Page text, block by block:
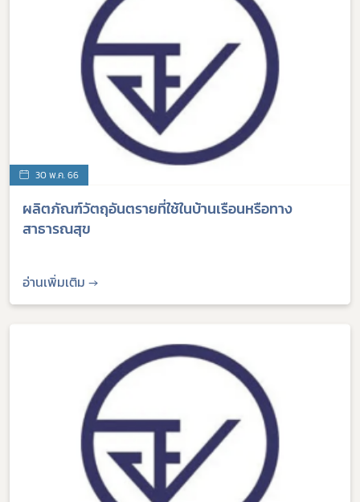
30 พ.ค. 66
ผลิตภัณฑ์วัตถุอันตรายที่ใช้ในบ้านเรือนหรือทาง
สาธารณสุข
อ่านเพิ่มเติม →